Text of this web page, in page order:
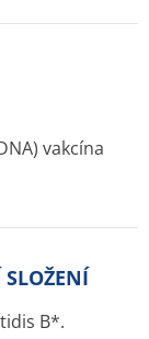
vakcína
B*.